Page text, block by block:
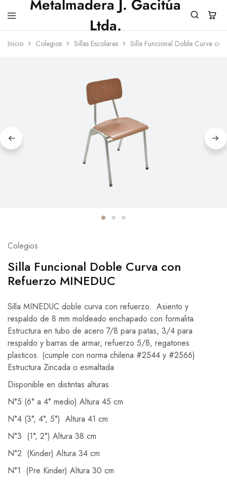
Metalmadera J. Gacitúa
Ltda.
Metalmadera
J.
Inicio Colegios Sillas Escolares Silla Funcional Doble Curva
Colegios
Silla Funcional Doble Curva con
Refuerzo MINEDUC
Silla MINEDUC doble curva con refuerzo. Asiento y
respaldo de 8 mm moldeado enchapado con formalita.
Estructura en tubo de acero 7/8 para patas, 3/4 para
respaldo y barras de armar, refuerzo 5/8, regatones
plasticos. (cumple con norma chilena #2544 y #2566)
Estructura Zincada o esmaltada
Disponible en distintas alturas
N°5 (6° a 4° medio) Altura 45 cm
N°4 (3°, 4°, 5°) Altura 41 cm
N°3 (1°, 2°) Altura 38 cm
N°2 (Kinder) Altura 34 cm
N°1 (Pre Kinder) Altura 30 cm